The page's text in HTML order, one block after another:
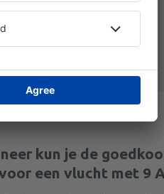
kun je de
een vlucht met 9